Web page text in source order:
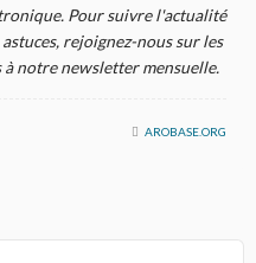
Pour suivre l'actualité
rejoignez-nous sur les
à notre newsletter mensuelle.
AROBASE.ORG